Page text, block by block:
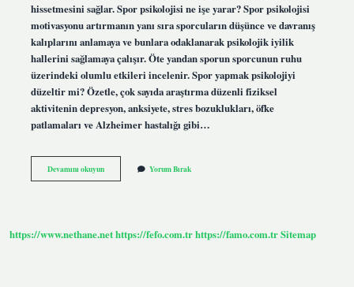
hissetmesini sağlar. Spor psikolojisi ne işe yarar? Spor psikolojisi
motivasyonu artırmanın yanı sıra sporcuların düşünce ve davranış
kalıplarını anlamaya ve bunlara odaklanarak psikolojik iyilik
hallerini sağlamaya çalışır. Öte yandan sporun sporcunun ruhu
üzerindeki olumlu etkileri incelenir. Spor yapmak psikolojiyi
düzeltir mi? Özetle, çok sayıda araştırma düzenli fiziksel
aktivitenin depresyon, anksiyete, stres bozuklukları, öfke
patlamaları ve Alzheimer hastalığı gibi…
Devamını okuyunSporun
Psikolojik
Yorum Bırak
https://www.nethane.nethttps://fefo.com.trhttps://famo.com.trSitemap